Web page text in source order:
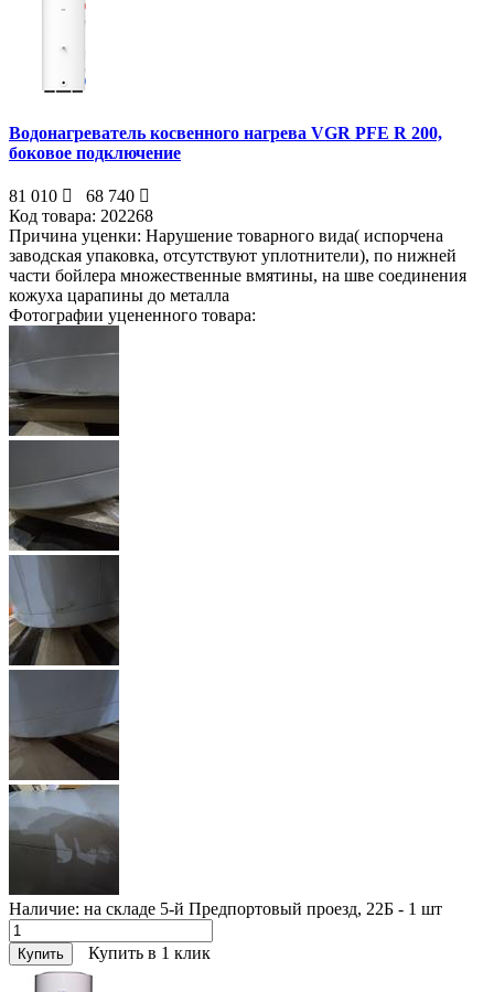
Водонагреватель косвенного нагрева VGR PFE R 200,
боковое подключение
81 010
68 740
Код товара: 202268
Причина уценки: Нарушение товарного вида( испорчена
заводская упаковка, отсутствуют уплотнители), по нижней
части бойлера множественные вмятины, на шве соединения
кожуха царапины до металла
Фотографии уцененного товара:
Наличие: на складе 5-й Предпортовый проезд, 22Б - 1 шт
Купить Купить в 1 клик